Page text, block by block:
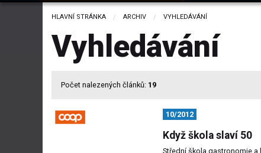
HLAVNÍ STRÁNKA ARCHIV CURRENT:
VYHLEDÁVÁNÍ
Vyhledávání
Počet nalezených článků: 19
10/2012
Když škola slaví 50
Střední škola gastronomie a